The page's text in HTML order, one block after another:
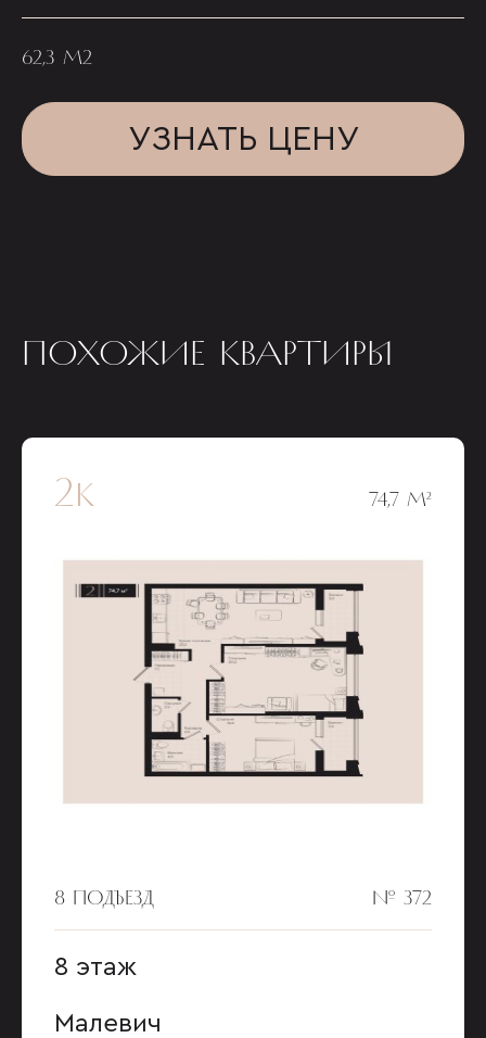
62,3 М2
УЗНАТЬ ЦЕНУ
ПОХОЖИЕ КВАРТИРЫ
2к 74,7 М²
8 ПОДЪЕЗД № 372
8 этаж
Малевич